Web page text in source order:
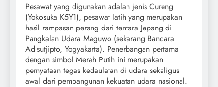
Pesawat yang digunakan adalah jenis Cureng
(Yokosuka K5Y1), pesawat latih yang merupakan
hasil rampasan perang dari tentara Jepang di
Pangkalan Udara Maguwo (sekarang Bandara
Adisutjipto, Yogyakarta). Penerbangan pertama
dengan simbol Merah Putih ini merupakan
pernyataan tegas kedaulatan di udara sekaligus
awal dari pembangunan kekuatan udara nasional.